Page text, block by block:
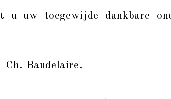
toegewijde dankbare
Ch. Baudelaire.